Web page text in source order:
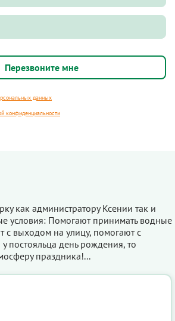
данных
конфиденциальности
как администратору Ксении так и
условия: Помогают принимать водные
с выходом на улицу, помогают с
у постояльца день рождения, то
праздника!...